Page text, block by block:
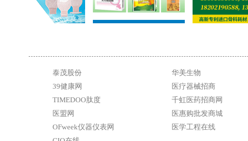
泰茂股份 华美生物
39健康网
医疗器械招商
TIMEDOO肽度
千虹医药招商网
医盟网
医惠购批发商城
OFweek仪器仪表网
医学工程在线